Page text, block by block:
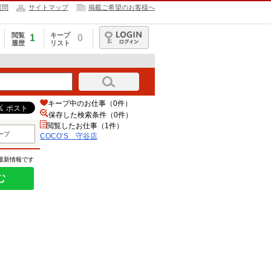
問 サイトマップ 掲載ご希望のお客様へ
閲覧
履歴
1
キープ
リスト
0
ログイン
プ
新情報です
キープ中のお仕事（0件）
保存した検索条件（0件）
閲覧したお仕事（1件）
COCO’S 守谷店